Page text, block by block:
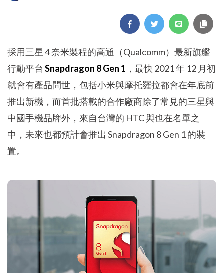
採用三星 4 奈米製程的高通（Qualcomm）最新旗艦
行動平台 Snapdragon 8 Gen 1 ，最快 2021 年 12 月初
就會有產品問世，包括小米與摩托羅拉都會在年底前
推出新機，而首批搭載的合作廠商除了常見的三星與
中國手機品牌外，來自台灣的 HTC 與也在名單之
中，未來也都預計會推出 Snapdragon 8 Gen 1 的裝
置。